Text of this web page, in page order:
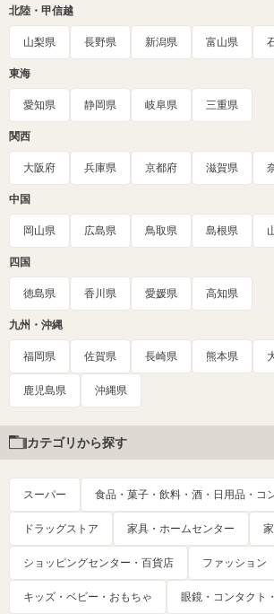
北陸・甲信越
山梨県 長野県 新潟県 富山県
東海
愛知県 静岡県 岐阜県 三重県
関西
大阪府 兵庫県 京都府 滋賀県
中国
岡山県 広島県 鳥取県 島根県
四国
徳島県 香川県 愛媛県 高知県
九州・沖縄
福岡県 佐賀県 長崎県 熊本県
鹿児島県 沖縄県
カテゴリから探す
スーパー 食品・菓子・飲料・酒・日用品・コ
ドラッグストア 家具・ホームセンター
ショッピングセンター・百貨店 ファッション
キッズ・ベビー・おもちゃ 眼鏡・コンタクト